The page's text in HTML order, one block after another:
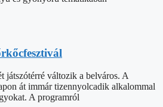
játszótérré változik a belváros. A
át immár tizennyolcadik alkalommal
A programról